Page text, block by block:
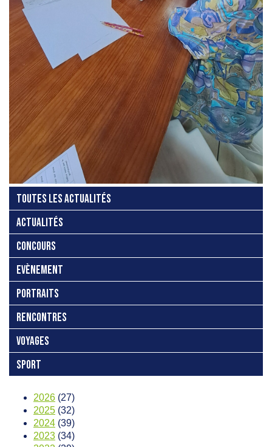
TOUTES LES ACTUALITÉS
ACTUALITÉS
CONCOURS
EVÈNEMENT
PORTRAITS
RENCONTRES
VOYAGES
SPORT
2026 (27)
2025 (32)
2024 (39)
2023 (34)